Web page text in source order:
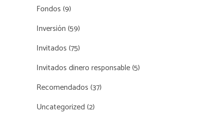
Fondos(9)
Inversión(59)
Invitados(75)
Invitados dinero responsable(5)
Recomendados(37)
Uncategorized(2)